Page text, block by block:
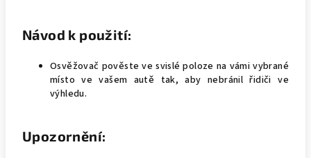
Návod k použití:
Osvěžovač pověste ve svislé poloze na vámi vybrané
místo ve vašem autě tak, aby nebránil řidiči ve
výhledu.
Upozornění: